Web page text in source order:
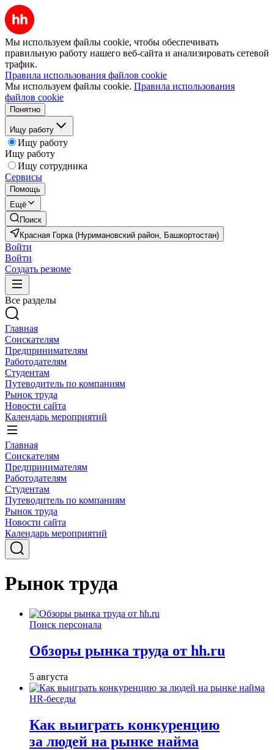
Мы используем файлы cookie, чтобы обеспечивать
правильную работу нашего веб-сайта и анализировать сетевой
трафик.
Правила использования файлов cookie
Мы используем файлы cookie. Правила использования
файлов cookie
Понятно
Ищу работу
Ищу работу
Ищу работу
Ищу сотрудника
Сервисы
Помощь
Ещё
Поиск
Красная Горка (Нуримановский район, Башкортостан)
Войти
Войти
Создать резюме
Все разделы
Главная
Соискателям
Предпринимателям
Работодателям
Студентам
Путеводитель по компаниям
Рынок труда
Новости сайта
Календарь мероприятий
Главная
Соискателям
Предпринимателям
Работодателям
Студентам
Путеводитель по компаниям
Рынок труда
Новости сайта
Календарь мероприятий
Рынок труда
Поиск персонала
Обзоры рынка труда от hh.ru
5 августа
HR-беседы
Как выиграть конкуренцию
за людей на рынке найма